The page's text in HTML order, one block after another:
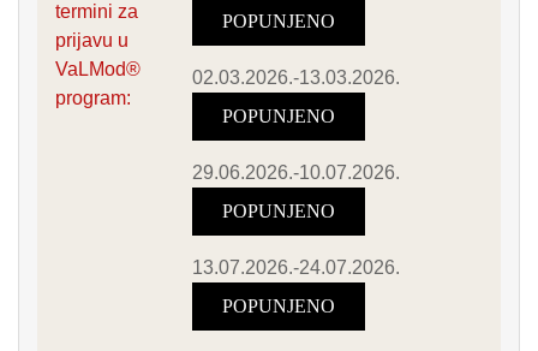
termini za
prijavu u
VaLMod®
program:
POPUNJENO
02.03.2026.-13.03.2026.
POPUNJENO
29.06.2026.-10.07.2026.
POPUNJENO
13.07.2026.-24.07.2026.
POPUNJENO